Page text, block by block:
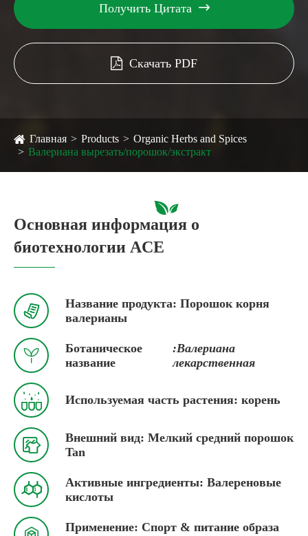
Получить Цитата 
Скачать PDF
Главная Products
Organic Herbs and Spices
Валериана вырезать/порошок/экстракт
Основная информация о
биотехнологии ACE

Название продукта: Порошок корня
валерианы

Ботаническое
название
:Валериана
лекарственная
 Используемая часть растения: корень

Внешний вид: Мелкий средний порошок
Tan

Активные ингредиенты: Валереновые
кислоты
Применение: Спорт & питание образа